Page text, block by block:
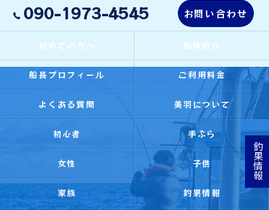
釣果情報
090-1973-4545 お問い合わせ
初めての方へ 船体紹介
船長プロフィール ご利用料金
よくある質問 美羽について
初心者 手ぶら
女性 子供
家族 釣果情報